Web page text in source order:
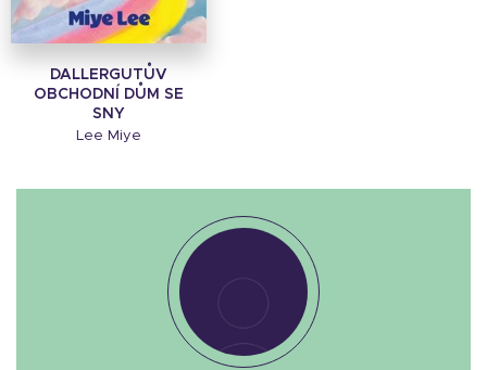
DALLERGUTŮV
OBCHODNÍ DŮM SE
SNY
Lee Miye